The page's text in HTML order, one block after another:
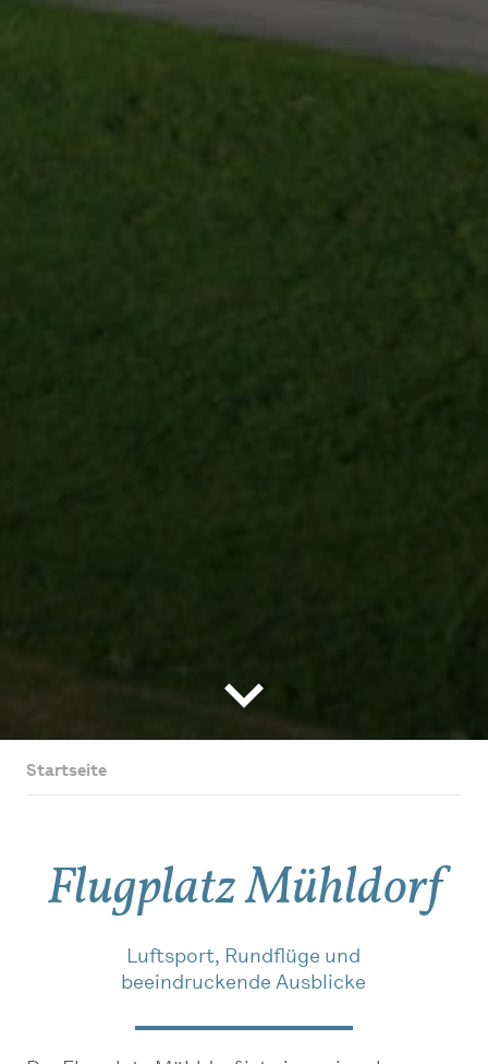
Startseite
Flugplatz Mühldorf
Luftsport, Rundflüge und
beeindruckende Ausblicke